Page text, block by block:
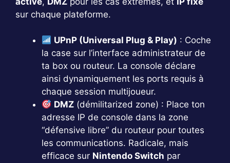
sur chaque plateforme.
UPnP (Universal Plug & Play) : Coche
la case sur l’interface administrateur de
ta box ou routeur. La console déclare
ainsi dynamiquement les ports requis à
chaque session multijoueur.
DMZ (démilitarized zone) : Place ton
adresse IP de console dans la zone
“défensive libre” du routeur pour toutes
les communications. Radicale, mais
efficace sur Nintendo Switch par